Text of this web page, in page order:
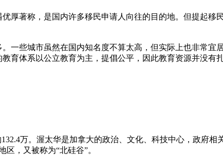
厚著称，是国内许多移民申请人向往的目的地。但提起
一些城市虽然在国内知名度不算太高，但实际上也非常
育体系以公立教育为主，提倡公平，因此教育资源并没
万。渥太华是加拿大的政治、文化、科技中心，政府
，又被称为“北硅谷”。